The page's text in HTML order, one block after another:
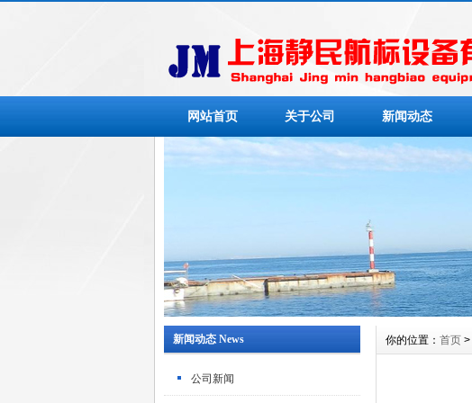
网站首页 关于公司 新闻动态
新闻动态 News
公司新闻
你的位置： 首页 >